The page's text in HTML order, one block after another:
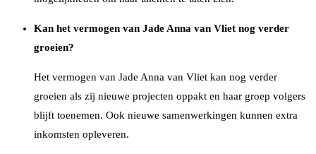
Kan het vermogen van Jade Anna van Vliet nog verder
groeien?
Het vermogen van Jade Anna van Vliet kan nog verder
groeien als zij nieuwe projecten oppakt en haar groep volgers
blijft toenemen. Ook nieuwe samenwerkingen kunnen extra
inkomsten opleveren.